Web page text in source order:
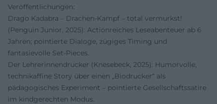
Veröffentlichungen:
Drago Kadabra – Drachen-Kampf – total vermurkst!
(Penguin Junior, 2025): Actionreiches Leseabenteuer ab 6
Jahren; pointierte Dialoge, zügiges Timing und
fantasievolle Set-Pieces.
Der Lehrerinnendrucker (Knesebeck, 2025): Humorvolle,
technikaffine Story über einen „Biodrucker“ als
pädagogisches Experiment – pointierte Gesellschaftssatire
im kindgerechten Modus.